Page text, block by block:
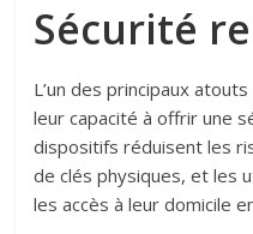
Sécurité
L’un des principaux
leur capacité à offrir une
dispositifs réduisent les
de clés physiques, et les
les accès à leur domicile